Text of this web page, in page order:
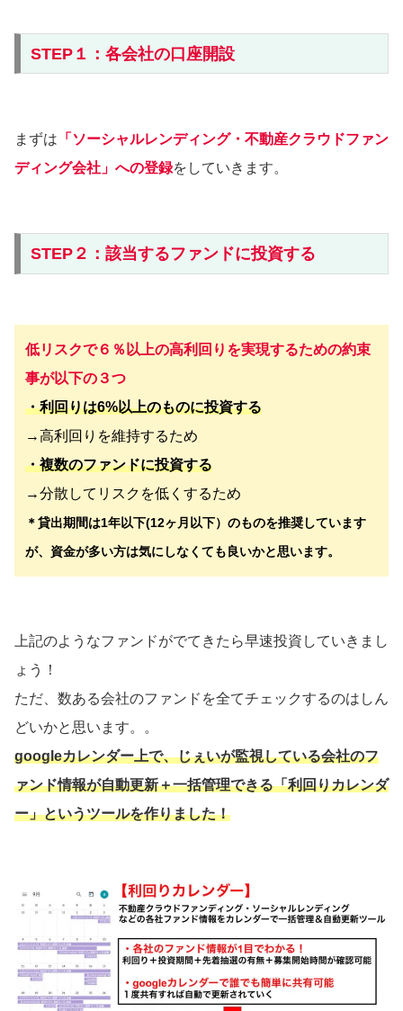
STEP１：各会社の口座開設
まずは 「ソーシャルレンディング・不動産クラウドファン
ディング会社」への登録をしていきます。
STEP２：該当するファンドに投資する
低リスクで６％以上の高利回りを実現するための約束
事が以下の３つ
・利回りは6%以上のものに投資する
→高利回りを維持するため
・複数のファンドに投資する
→分散してリスクを低くするため
＊貸出期間は1年以下(12ヶ月以下）のものを推奨しています
が、資金が多い方は気にしなくても良いかと思います。
上記のようなファンドがでてきたら早速投資していきまし
ょう！
ただ、数ある会社のファンドを全てチェックするのはしん
どいかと思います。。
googleカレンダー上で、じぇいが監視している会社のフ
ァンド情報が自動更新＋一括管理できる「利回りカレンダ
ー」というツールを作りました！